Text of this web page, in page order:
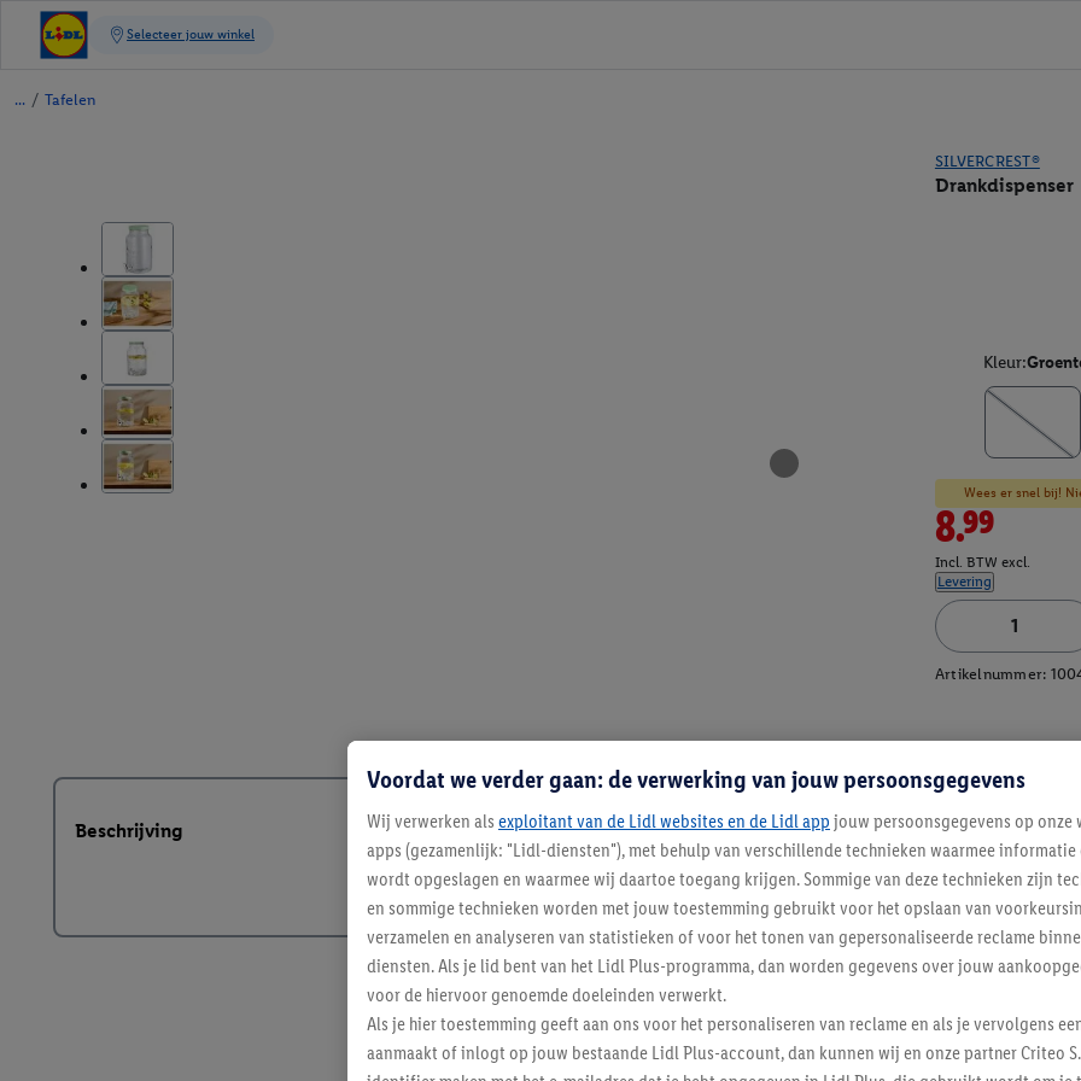
/ Tafelen
SILVERCREST®
Drankdispenser
Kleur:
Wees er snel bij!
8.99
Incl. BTW excl.
Levering
Artikelnummer:
Beschrijving
Voordat we verder gaan: de verwerking van jouw persoonsgegevens
Wij verwerken als exploitant van de Lidl websites en de Lidl app jouw persoonsgegevens op onze
apps (gezamenlijk: "Lidl-diensten"), met behulp van verschillende technieken waarmee
wordt opgeslagen en waarmee wij daartoe toegang krijgen. Sommige van deze technieken zijn
en sommige technieken worden met jouw toestemming gebruikt voor het opslaan van
verzamelen en analyseren van statistieken of voor het tonen van gepersonaliseerde reclame
diensten. Als je lid bent van het Lidl Plus-programma, dan worden gegevens over jouw
voor de hiervoor genoemde doeleinden verwerkt.
Als je hier toestemming geeft aan ons voor het personaliseren van reclame en als je vervolgens
aanmaakt of inlogt op jouw bestaande Lidl Plus-account, dan kunnen wij en onze partner Criteo